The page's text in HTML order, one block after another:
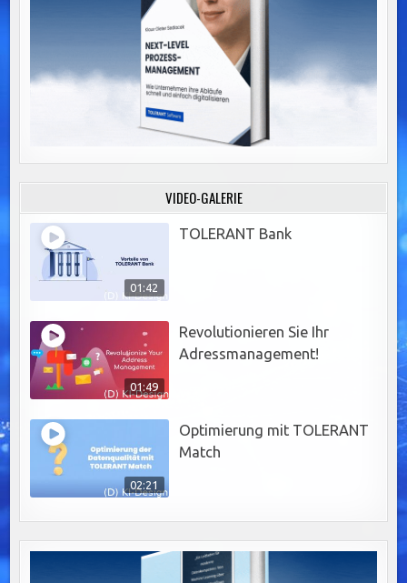
VIDEO-GALERIE
01:42
TOLERANT Bank
01:49
Revolutionieren Sie Ihr
Adressmanagement!
02:21
Optimierung mit TOLERANT
Match